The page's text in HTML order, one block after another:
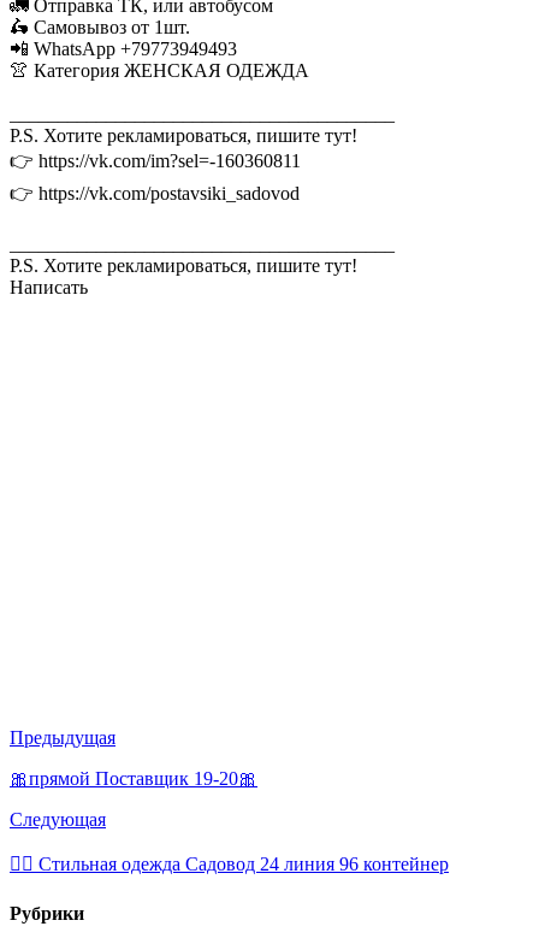
🚛 Отправка ТК, или автобусом
🛵 Самовывоз от 1шт.
📲 WhatsApp +79773949493
👚 Категория ЖЕНСКАЯ ОДЕЖДА
P.S. Хотите рекламироваться, пишите тут!
👉 https://vk.com/im?sel=-160360811
👉 https://vk.com/postavsiki_sadovod
P.S. Хотите рекламироваться, пишите тут!
Написать
Предыдущая
🎀прямой Поставщик 19-20🎀
Следующая
💁‍♂ Стильная одежда Садовод 24 линия 96 контейнер
Рубрики